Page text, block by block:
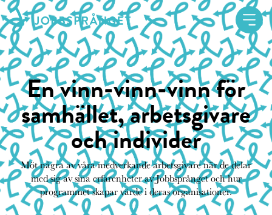
En vinn-vinn-vinn för
samhället, arbetsgivare
och individer
Möt några av våra medverkande arbetsgivare när de delar
med sig av sina erfarenheter av Jobbsprånget och hur
programmet skapar värde i deras organisationer.